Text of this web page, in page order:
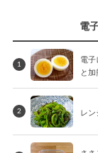
電
1
電
と
2 レ